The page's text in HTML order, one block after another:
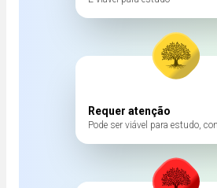
Requer atenção
Pode ser viável para estudo,